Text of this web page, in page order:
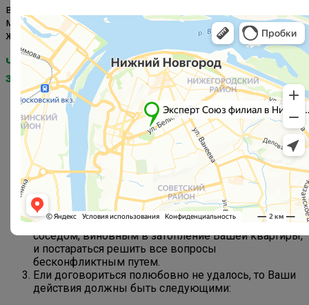
выключить кран, уходя из квартиры? Причин затопления
множество. И страдают от этого не только они, но и
живущие рядом.
Что же делать, если Ваши соседи Вас
залили?
Для начала нужно вызвать сотрудника
эксплуатационной службы. Он должен составить
акт, в котором фиксируется факт залива квартиры.
Акт составляется в нескольких экземплярах, один
из которых Вы должны оставить себе. При
написании акта проследите, чтобы был
зафиксирован весь ущерб, нанесённый Вашей
квартире в последствие «потопа»;
После получения акта и выявления всех
повреждений Вам необходимо встретиться с
соседом, виновным в затопление Вашей квартиры,
и постараться решить все вопросы
бесконфликтным путем.
Ели договориться полюбовно не удалось, то Ваши
действия должны быть следующими: